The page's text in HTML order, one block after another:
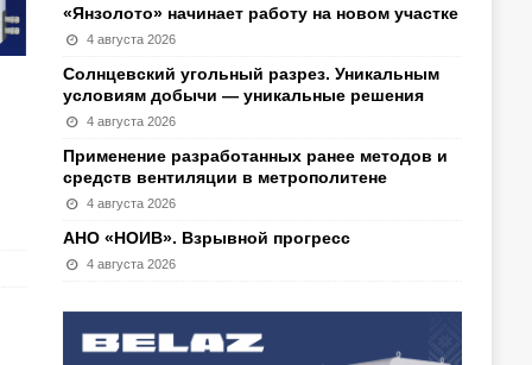
«Янзолото» начинает работу на новом участке
4 августа 2026
Солнцевский угольный разрез. Уникальным
условиям добычи — уникальные решения
4 августа 2026
Применение разработанных ранее методов и
средств вентиляции в метрополитене
4 августа 2026
АНО «НОИВ». Взрывной прогресс
4 августа 2026